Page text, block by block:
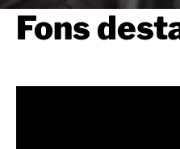
Fons